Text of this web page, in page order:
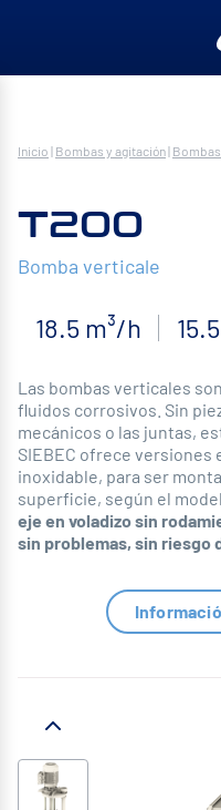
Inicio | Bombas y agitación|
T200
Bomba verticale
18.5 m³/h
Las bombas verticales
fluidos corrosivos. Sin
mecánicos o las juntas,
SIEBEC ofrece versiones
inoxidable, para ser
superficie, según el
eje en voladizo sin
sin problemas, sin riesgo